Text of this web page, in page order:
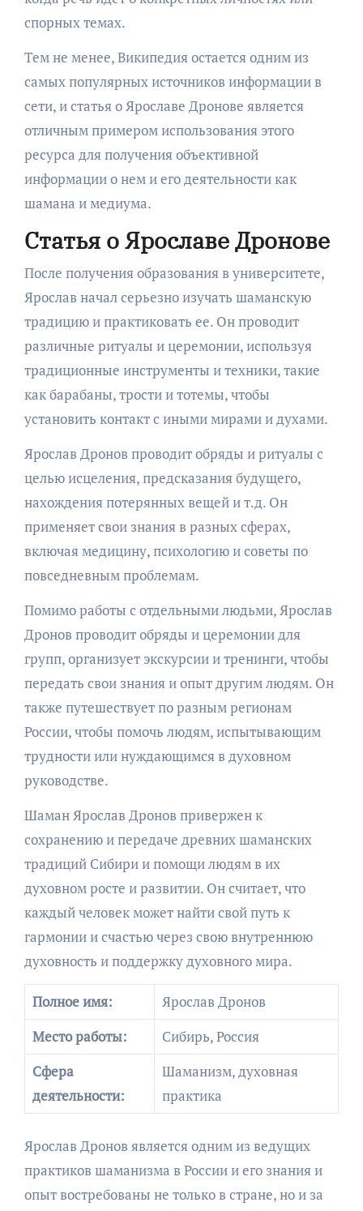
спорных темах.
Тем не менее, Википедия остается одним из
самых популярных источников информации в
сети, и статья о Ярославе Дронове является
отличным примером использования этого
ресурса для получения объективной
информации о нем и его деятельности как
шамана и медиума.
Статья о Ярославе Дронове
После получения образования в университете,
Ярослав начал серьезно изучать шаманскую
традицию и практиковать ее. Он проводит
различные ритуалы и церемонии, используя
традиционные инструменты и техники, такие
как барабаны, трости и тотемы, чтобы
установить контакт с иными мирами и духами.
Ярослав Дронов проводит обряды и ритуалы с
целью исцеления, предсказания будущего,
нахождения потерянных вещей и т.д. Он
применяет свои знания в разных сферах,
включая медицину, психологию и советы по
повседневным проблемам.
Помимо работы с отдельными людьми, Ярослав
Дронов проводит обряды и церемонии для
групп, организует экскурсии и тренинги, чтобы
передать свои знания и опыт другим людям. Он
также путешествует по разным регионам
России, чтобы помочь людям, испытывающим
трудности или нуждающимся в духовном
руководстве.
Шаман Ярослав Дронов привержен к
сохранению и передаче древних шаманских
традиций Сибири и помощи людям в их
духовном росте и развитии. Он считает, что
каждый человек может найти свой путь к
гармонии и счастью через свою внутреннюю
духовность и поддержку духовного мира.
Полное имя:
Ярослав Дронов
Место работы:
Сибирь, Россия
Сфера
деятельности:
Шаманизм, духовная
практика
Ярослав Дронов является одним из ведущих
практиков шаманизма в России и его знания и
опыт востребованы не только в стране, но и за